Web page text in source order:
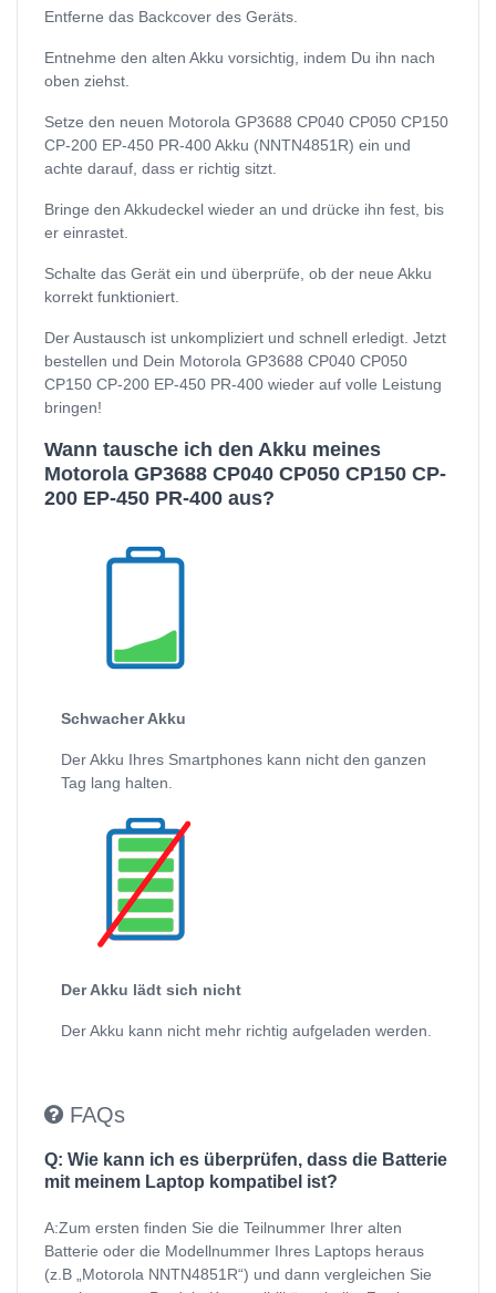
Entferne das Backcover des Geräts.
Entnehme den alten Akku vorsichtig, indem Du ihn nach
oben ziehst.
Setze den neuen Motorola GP3688 CP040 CP050 CP150
CP-200 EP-450 PR-400 Akku (NNTN4851R) ein und
achte darauf, dass er richtig sitzt.
Bringe den Akkudeckel wieder an und drücke ihn fest, bis
er einrastet.
Schalte das Gerät ein und überprüfe, ob der neue Akku
korrekt funktioniert.
Der Austausch ist unkompliziert und schnell erledigt. Jetzt
bestellen und Dein Motorola GP3688 CP040 CP050
CP150 CP-200 EP-450 PR-400 wieder auf volle Leistung
bringen!
Wann tausche ich den Akku meines
Motorola GP3688 CP040 CP050 CP150 CP-
200 EP-450 PR-400 aus?
Schwacher Akku
Der Akku Ihres Smartphones kann nicht den ganzen
Tag lang halten.
Der Akku lädt sich nicht
Der Akku kann nicht mehr richtig aufgeladen werden.
FAQs
Q: Wie kann ich es überprüfen, dass die Batterie
mit meinem Laptop kompatibel ist?
A:Zum ersten finden Sie die Teilnummer Ihrer alten
Batterie oder die Modellnummer Ihres Laptops heraus
(z.B „Motorola NNTN4851R“) und dann vergleichen Sie